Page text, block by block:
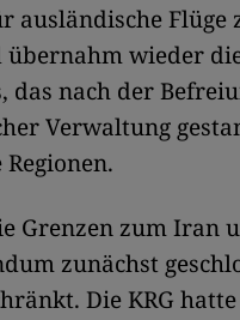
ausländische Flüge
übernahm wieder
das nach der
Verwaltung
Grenzen zum Iran
zunächst
Die KRG